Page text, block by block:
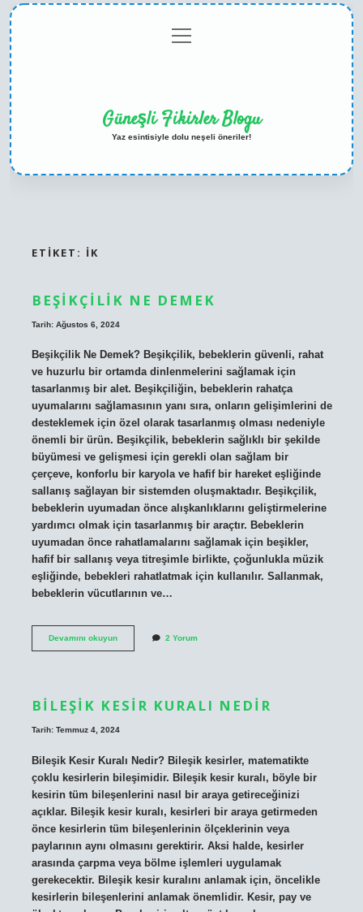
menüyü
aç
Güneşli Fikirler Blogu
Yaz esintisiyle dolu neşeli öneriler!
ETIKET: IK
BEŞIKÇILIK NE DEMEK
Tarih: Ağustos 6, 2024
Beşikçilik Ne Demek? Beşikçilik, bebeklerin güvenli, rahat
ve huzurlu bir ortamda dinlenmelerini sağlamak için
tasarlanmış bir alet. Beşikçiliğin, bebeklerin rahatça
uyumalarını sağlamasının yanı sıra, onların gelişimlerini de
desteklemek için özel olarak tasarlanmış olması nedeniyle
önemli bir ürün. Beşikçilik, bebeklerin sağlıklı bir şekilde
büyümesi ve gelişmesi için gerekli olan sağlam bir
çerçeve, konforlu bir karyola ve hafif bir hareket eşliğinde
sallanış sağlayan bir sistemden oluşmaktadır. Beşikçilik,
bebeklerin uyumadan önce alışkanlıklarını geliştirmelerine
yardımcı olmak için tasarlanmış bir araçtır. Bebeklerin
uyumadan önce rahatlamalarını sağlamak için beşikler,
hafif bir sallanış veya titreşimle birlikte, çoğunlukla müzik
eşliğinde, bebekleri rahatlatmak için kullanılır. Sallanmak,
bebeklerin vücutlarının ve…
Devamını okuyunBeşikçilik
2 Yorum
BILEŞIK KESIR KURALI NEDIR
Tarih: Temmuz 4, 2024
Bileşik Kesir Kuralı Nedir? Bileşik kesirler, matematikte
çoklu kesirlerin bileşimidir. Bileşik kesir kuralı, böyle bir
kesirin tüm bileşenlerini nasıl bir araya getireceğinizi
açıklar. Bileşik kesir kuralı, kesirleri bir araya getirmeden
önce kesirlerin tüm bileşenlerinin ölçeklerinin veya
paylarının aynı olmasını gerektirir. Aksi halde, kesirler
arasında çarpma veya bölme işlemleri uygulamak
gerekecektir. Bileşik kesir kuralını anlamak için, öncelikle
kesirlerin bileşenlerini anlamak önemlidir. Kesir, pay ve